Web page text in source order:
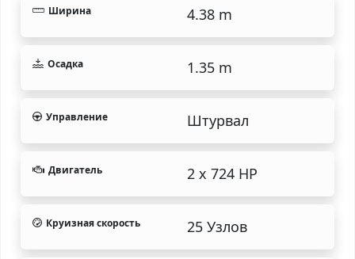
Ширина 4.38 m
Осадка 1.35 m
Управление Штурвал
Двигатель 2 x 724 HP
Круизная скорость 25 Узлов